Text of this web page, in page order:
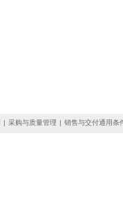
| 采购与质量管理 | 销售与交付通用条